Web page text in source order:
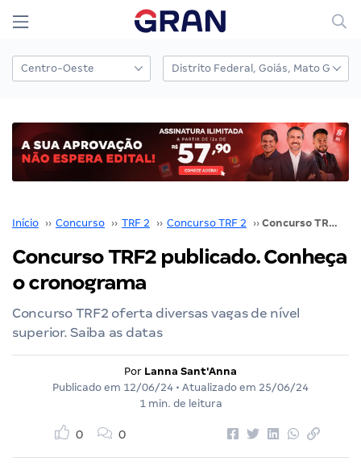
Início ›› Concurso ›› TRF 2 ›› Concurso TRF 2 ›› Concurso TRF2 publicado. Conheça o cronograma
Concurso TRF2 publicado. Conheça
o cronograma
Concurso TRF2 oferta diversas vagas de nível
superior. Saiba as datas
Por Lanna Sant'Anna
Publicado em 12/06/24 • Atualizado em 25/06/24
1 min. de leitura
0 0